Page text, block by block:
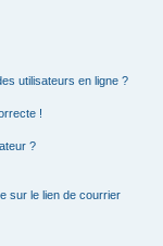
utilisateurs en ligne ?
!
?
sur le lien de courrier